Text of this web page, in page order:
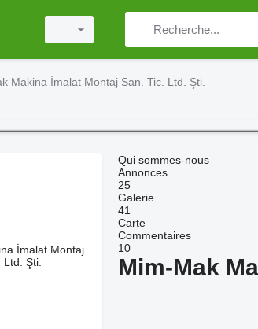
Makina İmalat Montaj San. Tic. Ltd. Şti.
Qui sommes-nous
Annonces
25
Galerie
41
Carte
Commentaires
10
Mim-Mak